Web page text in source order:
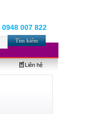
0948 007 822
Liên hệ